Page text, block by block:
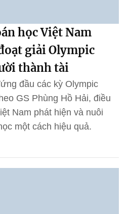
học Việt Nam
giải Olympic
thành tài
đầu các kỳ Olympic
GS Phùng Hồ Hải, điều
Nam phát hiện và nuôi
một cách hiệu quả.